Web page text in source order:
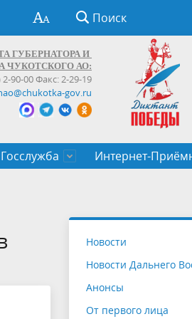
Поиск
ГУБЕРНАТОРА И
ЧУКОТСКОГО АО:
2-90-00 Факс: 2-29-19
gov.ru
Госслужба
служащих Чукотского
Интернет-
Новости
Новости Дальнего
Анонсы
От первого лица